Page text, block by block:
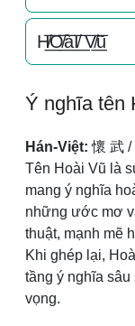
H̸͟͞O̸͟͞àI̸͟͞ V̸͟͞ũ
Ý nghĩa tên
Hán-Việt: 懷 武 /
Tên Hoài Vũ là
mang ý nghĩa
những ước mơ
thuật, mạnh mẽ
Khi ghép lại,
tầng ý nghĩa
vọng.